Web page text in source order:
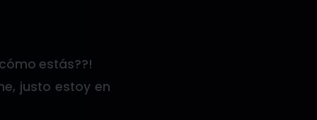
estás??!
justo estoy en